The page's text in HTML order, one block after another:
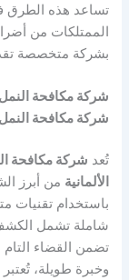
تساعد هذه الطرق
الممتلكات من
بشركة متخصصة
شركة مكافحة
شركة مكافحة
تُعد شركة مكافحة
الألمانية من أبرز
باستخدام تقنيات
شاملة تشمل الكشف
تضمن القضاء
وخبرة طويلة،